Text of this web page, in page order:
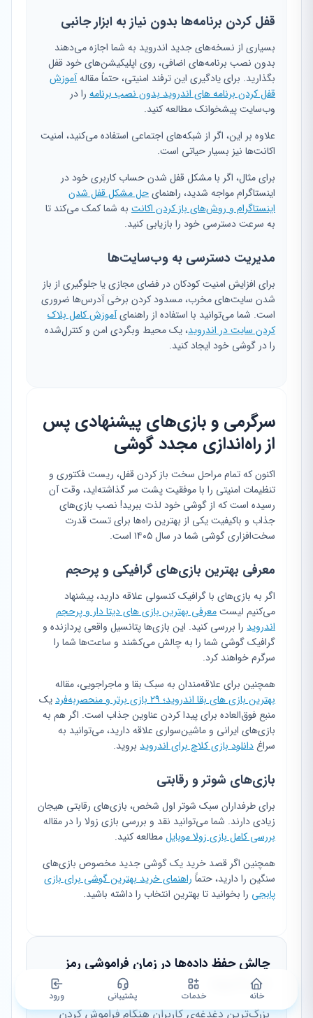
قفل کردن برنامه‌ها بدون نیاز به ابزار جانبی
بسیاری از نسخه‌های جدید اندروید به شما اجازه می‌دهند
بدون نصب برنامه‌های اضافی، روی اپلیکیشن‌های خود قفل
بگذارید. برای یادگیری این ترفند امنیتی، حتماً مقالهآموزش
قفل کردن برنامه های اندروید بدون نصب برنامه را در
وب‌سایت پیشخوانک مطالعه کنید.
علاوه بر این، اگر از شبکه‌های اجتماعی استفاده می‌کنید، امنیت
اکانت‌ها نیز بسیار حیاتی است.
برای مثال، اگر با مشکل قفل شدن حساب کاربری خود در
اینستاگرام مواجه شدید، راهنمایحل مشکل قفل شدن
اینستاگرام و روش‌های باز کردن اکانت به شما کمک می‌کند تا
به سرعت دسترسی خود را بازیابی کنید.
مدیریت دسترسی به وب‌سایت‌ها
برای افزایش امنیت کودکان در فضای مجازی یا جلوگیری از باز
شدن سایت‌های مخرب، مسدود کردن برخی آدرس‌ها ضروری
است. شما می‌توانید با استفاده از راهنمایآموزش کامل بلاک
کردن سایت در اندروید، یک محیط وبگردی امن و کنترل‌شده
را در گوشی خود ایجاد کنید.
سرگرمی و بازی‌های پیشنهادی پس
از راه‌اندازی مجدد گوشی
اکنون که تمام مراحل سخت باز کردن قفل، ریست فکتوری و
تنظیمات امنیتی را با موفقیت پشت سر گذاشته‌اید، وقت آن
رسیده است که از گوشی خود لذت ببرید! نصب بازی‌های
جذاب و باکیفیت یکی از بهترین راه‌ها برای تست قدرت
سخت‌افزاری گوشی شما در سال ۱۴۰۵ است.
معرفی بهترین بازی‌های گرافیکی و پرحجم
اگر به بازی‌های با گرافیک کنسولی علاقه دارید، پیشنهاد
می‌کنیم لیستمعرفی بهترین بازی های دیتا دار و پرحجم
اندروید را بررسی کنید. این بازی‌ها پتانسیل واقعی پردازنده و
گرافیک گوشی شما را به چالش می‌کشند و ساعت‌ها شما را
سرگرم خواهند کرد.
همچنین برای علاقه‌مندان به سبک بقا و ماجراجویی، مقاله
بهترین بازی های بقا اندروید؛ ۲۹ بازی برتر و منحصر‌به‌فرد
یک
منبع فوق‌العاده برای پیدا کردن عناوین جذاب است. اگر هم به
بازی‌های ایرانی و ماشین‌سواری علاقه دارید، می‌توانید به
سراغدانلود بازی کلاچ برای اندروید بروید.
بازی‌های شوتر و رقابتی
برای طرفداران سبک شوتر اول شخص، بازی‌های رقابتی هیجان
زیادی دارند. شما می‌توانید نقد و بررسی بازی زولا را در مقاله
بررسی کامل بازی زولا موبایلمطالعه کنید.
همچنین اگر قصد خرید یک گوشی جدید مخصوص بازی‌های
سنگین را دارید، حتماً راهنمای خرید بهترین گوشی برای بازی
پابجی را بخوانید تا بهترین انتخاب را داشته باشید.
چالش حفظ داده‌ها در زمان فراموشی رمز
عبور اندروید
بزرگ‌ترین دغدغه‌ی کاربران هنگام فراموش کردن
خانه خدمات پشتیبانی ورود